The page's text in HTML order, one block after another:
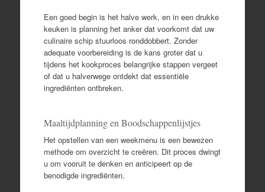
Een goed begin is het halve werk, en in een drukke
keuken is planning het anker dat voorkomt dat uw
culinaire schip stuurloos ronddobbert. Zonder
adequate voorbereiding is de kans groter dat u
tijdens het kookproces belangrijke stappen vergeet
of dat u halverwege ontdekt dat essentiële
ingrediënten ontbreken.
Maaltijdplanning en Boodschappenlijstjes
Het opstellen van een weekmenu is een bewezen
methode om overzicht te creëren. Dit proces dwingt
u om vooruit te denken en anticipeert op de
benodigde ingrediënten.